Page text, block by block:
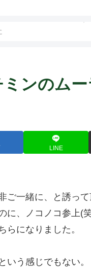
ンのムー
LINE
一緒に、と誘って
に、ノコノコ参上(
らになりました。
いう感じでもない。